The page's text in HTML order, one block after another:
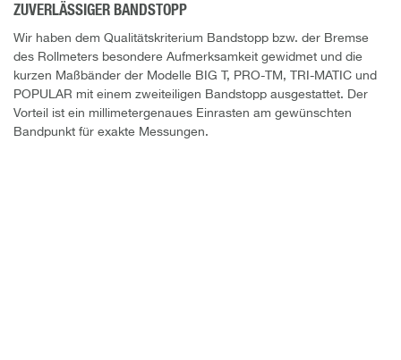
ZUVERLÄSSIGER BANDSTOPP
Wir haben dem Qualitätskriterium Bandstopp bzw. der Bremse
des Rollmeters besondere Aufmerksamkeit gewidmet und die
kurzen Maßbänder der Modelle BIG T, PRO-TM, TRI-MATIC und
POPULAR mit einem zweiteiligen Bandstopp ausgestattet. Der
Vorteil ist ein millimetergenaues Einrasten am gewünschten
Bandpunkt für exakte Messungen.